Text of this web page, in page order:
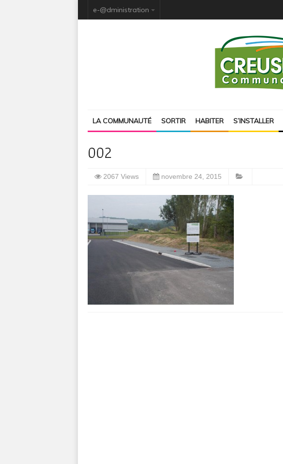
e-@dministration
LA COMMUNAUTÉ SORTIR HABITER S’INSTALLER
002
2067 Views novembre 24, 2015